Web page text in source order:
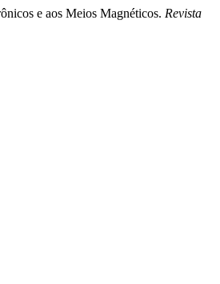
e aos Meios Magnéticos. Revista